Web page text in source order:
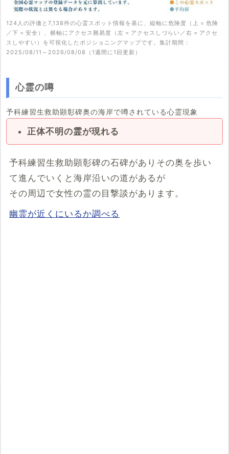
124人の評価と7,138件の心霊スポット情報を基に、縦軸に危険度（上 = 危険
／下 = 安全）、横軸にアクセス難易度（左 = アクセスしづらい／右 = アクセ
スしやすい）を可視化したポジショニングマップです。集計期間：
2025/08/11～2026/08/08（1週間に1回更新）
心霊の噂
予科練習生救助顕彰碑奥の海岸で噂されている心霊現象
正体不明の霊が現れる
予科練習生救助顕彰碑の石碑がありその奥を歩い
て進んでいくと海岸沿いの道があるが
その周辺で女性の霊の目撃談があります。
幽霊が近くにいるか調べる